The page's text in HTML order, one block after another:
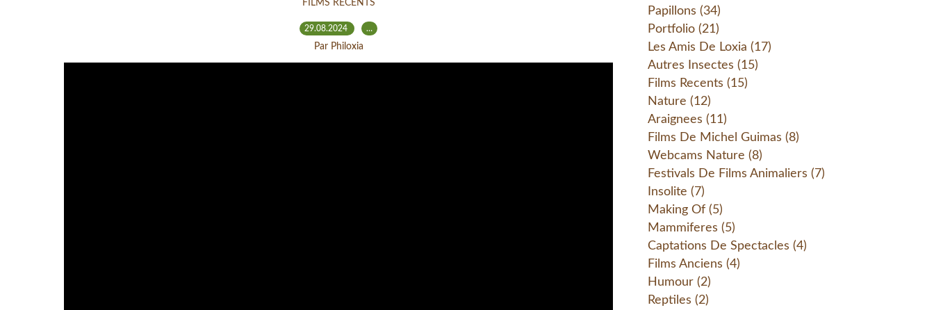
FILMS RECENTS
29.08.2024 …
Par Philoxia
Papillons (34)
Portfolio (21)
Les Amis De Loxia (17)
Autres Insectes (15)
Films Recents (15)
Nature (12)
Araignees (11)
Films De Michel Guimas (8)
Webcams Nature (8)
Festivals De Films Animaliers (7)
Insolite (7)
Making Of (5)
Mammiferes (5)
Captations De Spectacles (4)
Films Anciens (4)
Humour (2)
Reptiles (2)